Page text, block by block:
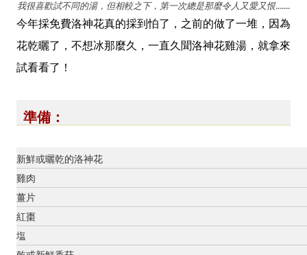
我很喜歡試不同的湯，但相較之下，第一次總是那麼令人又愛又恨.......
今年採免費洛神花真的採到怕了，之前的做了一堆，因為
花乾曬了，不想冰那麼久，一直久聞洛神花雞湯，就拿來
試看看了！
準備：
新鮮或曬乾的洛神花
雞肉
薑片
紅棗
塩